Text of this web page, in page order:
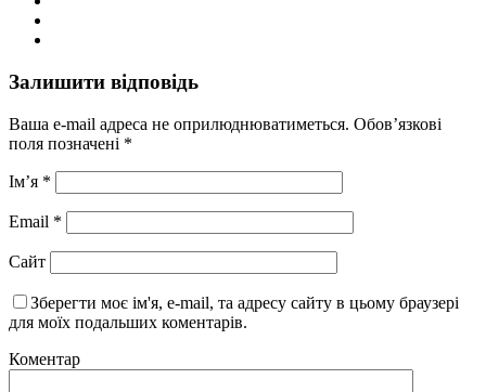
Залишити відповідь
Ваша e-mail адреса не оприлюднюватиметься. Обов’язкові
поля позначені *
Ім’я *
Email *
Сайт
Зберегти моє ім'я, e-mail, та адресу сайту в цьому браузері
для моїх подальших коментарів.
Коментар